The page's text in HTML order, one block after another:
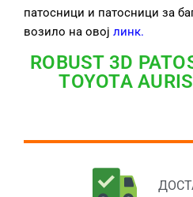
патосници и патосници за
возило на овој линк.
ROBUST 3D
TOYOTA